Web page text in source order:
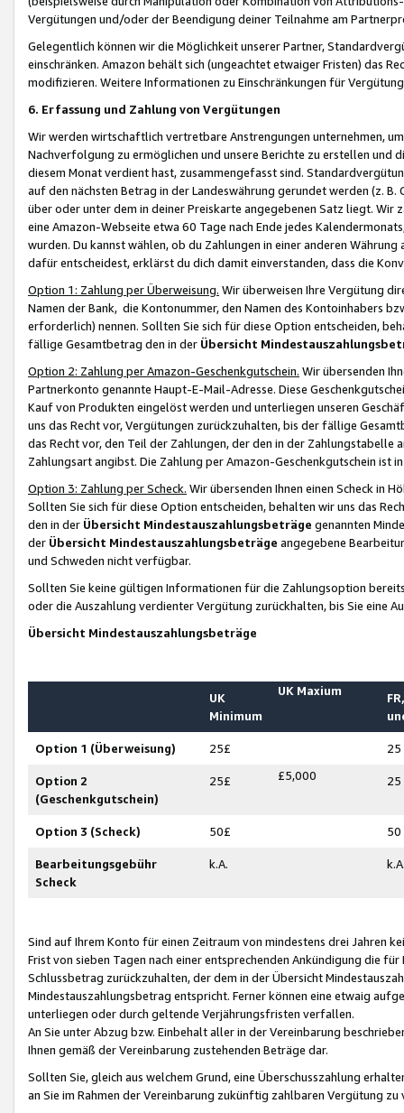
Vergütungen und/oder der Beendigung deiner Teilnahme am
Gelegentlich können wir die Möglichkeit unserer Partner,
einschränken. Amazon behält sich (ungeachtet etwaiger Fristen) das
modifizieren. Weitere Informationen zu Einschränkungen für
6. Erfassung und Zahlung von Vergütungen
Wir werden wirtschaftlich vertretbare Anstrengungen unternehmen,
Nachverfolgung zu ermöglichen und unsere Berichte zu erstellen und
diesem Monat verdient hast, zusammengefasst sind.
auf den nächsten Betrag in der Landeswährung gerundet werden (z.
über oder unter dem in deiner Preiskarte angegebenen Satz liegt.
eine Amazon-Webseite etwa 60 Tage nach Ende jedes
wurden. Du kannst wählen, ob du Zahlungen in einer anderen
dafür entscheidest, erklärst du dich damit einverstanden, dass die
Option 1: Zahlung per Überweisung. Wir überweisen Ihre Vergütung
Namen der Bank, die Kontonummer, den Namen des Kontoinhabers
erforderlich) nennen. Sollten Sie sich für diese Option entscheiden,
fällige Gesamtbetrag den in der Übersicht
Option 2: Zahlung per Amazon-Geschenkgutschein. Wir übersenden
Partnerkonto genannte Haupt-E-Mail-Adresse. Diese
Kauf von Produkten eingelöst werden und unterliegen unseren
uns das Recht vor, Vergütungen zurückzuhalten, bis der fällige
das Recht vor, den Teil der Zahlungen, der den in der
Zahlungsart angibst. Die Zahlung per Amazon-Geschenkgutschein ist
Option 3: Zahlung per Scheck. Wir übersenden Ihnen einen Scheck in
Sollten Sie sich für diese Option entscheiden, behalten wir uns das
den in der Übersicht Mindestauszahlungsbeträge genannten
der Übersicht Mindestauszahlungsbeträge angegebene
und Schweden nicht verfügbar.
Sollten Sie keine gültigen Informationen für die Zahlungsoption
oder die Auszahlung verdienter Vergütung zurückhalten, bis Sie
Übersicht Mindestauszahlungsbeträge
UK
Minimum
UK Maxium
Option 1 (Überweisung) 25£ 25
Option 2
(Geschenkgutschein)
25£ £5,000 25
Option 3 (Scheck) 50£ 50
Bearbeitungsgebühr
Scheck
k.A.
Sind auf Ihrem Konto für einen Zeitraum von mindestens drei Jahren
Frist von sieben Tagen nach einer entsprechenden Ankündigung die
Schlussbetrag zurückzuhalten, der dem in der Übersicht
Mindestauszahlungsbetrag entspricht. Ferner können eine etwaig
unterliegen oder durch geltende Verjährungsfristen verfallen.
An Sie unter Abzug bzw. Einbehalt aller in der Vereinbarung
Ihnen gemäß der Vereinbarung zustehenden Beträge dar.
Sollten Sie, gleich aus welchem Grund, eine Überschusszahlung
an Sie im Rahmen der Vereinbarung zukünftig zahlbaren Vergütung zu